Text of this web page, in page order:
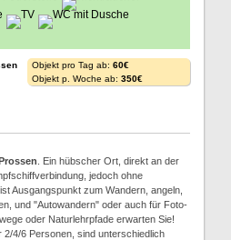
Objekt pro Tag ab: 60€
Objekt p. Woche ab: 350€
. Ein hübscher Ort, direkt an der
jedoch ohne
ist Ausgangspunkt zum Wandern, angeln,
und "Autowandern" oder auch für Foto-
oder Naturlehrpfade erwarten Sie!
4/6 Personen, sind unterschiedlich